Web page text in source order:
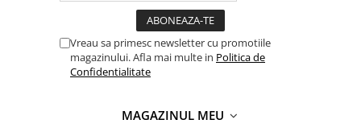
Vreau sa primesc newsletter cu promotiile
magazinului. Afla mai multe in Politica de
Confidentialitate
MAGAZINUL MEU